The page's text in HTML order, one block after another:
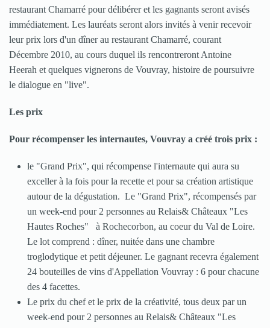
restaurant Chamarré pour délibérer et les gagnants seront avisés
immédiatement. Les lauréats seront alors invités à venir recevoir
leur prix lors d'un dîner au restaurant Chamarré, courant
Décembre 2010, au cours duquel ils rencontreront Antoine
Heerah et quelques vignerons de Vouvray, histoire de poursuivre
le dialogue en "live".
Les prix
Pour récompenser les internautes, Vouvray a créé trois prix :
le "Grand Prix", qui récompense l'internaute qui aura su
exceller à la fois pour la recette et pour sa création artistique
autour de la dégustation. Le "Grand Prix", récompensés par
un week-end pour 2 personnes au Relais& Châteaux "Les
Hautes Roches" à Rochecorbon, au coeur du Val de Loire.
Le lot comprend : dîner, nuitée dans une chambre
troglodytique et petit déjeuner. Le gagnant recevra également
24 bouteilles de vins d'Appellation Vouvray : 6 pour chacune
des 4 facettes.
Le prix du chef et le prix de la créativité, tous deux par un
week-end pour 2 personnes au Relais& Châteaux "Les